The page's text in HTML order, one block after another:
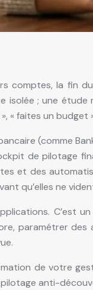
comptes, la fin
isolée ; une
« faites un
(comme
de pilotage
et des
qu’elles ne
paramétrer
de votre
anti-